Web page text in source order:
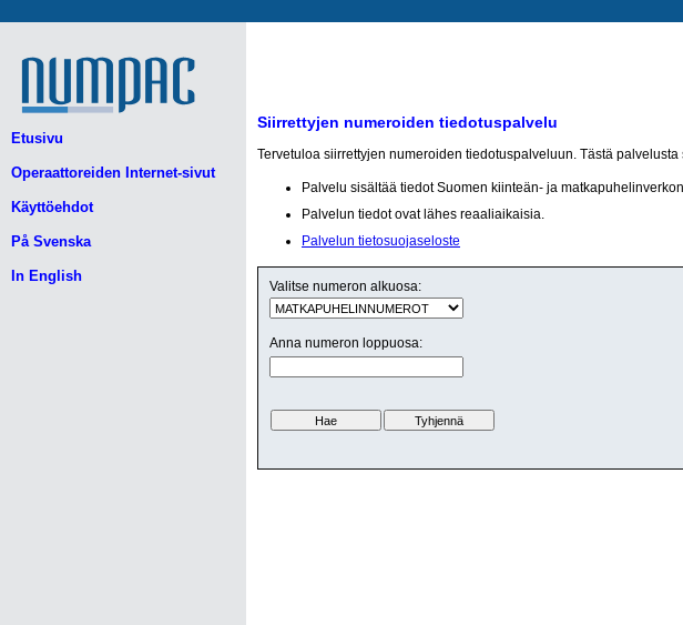
Etusivu
Operaattoreiden Internet-sivut
Käyttöehdot
På Svenska
In English
Siirrettyjen numeroiden tiedotuspalvelu
Tervetuloa siirrettyjen numeroiden tiedotuspalveluun. Tästä
Palvelu sisältää tiedot Suomen kiinteän- ja
Palvelun tiedot ovat lähes reaaliaikaisia.
Palvelun tietosuojaseloste
Valitse numeron alkuosa:
Anna numeron loppuosa: